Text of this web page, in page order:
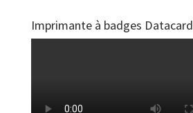
Imprimante à badges Datacard